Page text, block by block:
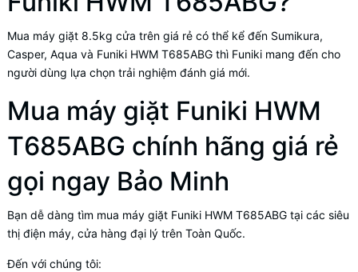
Mua máy giặt 8.5kg cửa trên giá rẻ có thể kể đến Sumikura,
Casper, Aqua và Funiki HWM T685ABG thì Funiki mang đến cho
người dùng lựa chọn trải nghiệm đánh giá mới.
Mua máy giặt Funiki HWM
T685ABG chính hãng giá rẻ
gọi ngay Bảo Minh
Bạn dễ dàng tìm mua máy giặt Funiki HWM T685ABG tại các siêu
thị điện máy, cửa hàng đại lý trên Toàn Quốc.
Đến với chúng tôi: